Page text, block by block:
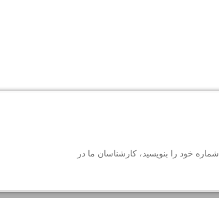
شماره خود را بنویسید، کارشناسان ما در